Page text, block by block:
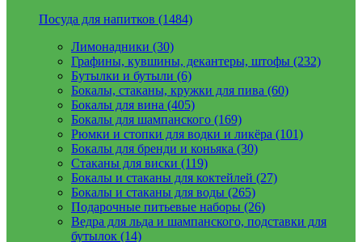
Посуда для напитков (1484)
Лимонадники (30)
Графины, кувшины, декантеры, штофы (232)
Бутылки и бутыли (6)
Бокалы, стаканы, кружки для пива (60)
Бокалы для вина (405)
Бокалы для шампанского (169)
Рюмки и стопки для водки и ликёра (101)
Бокалы для бренди и коньяка (30)
Стаканы для виски (119)
Бокалы и стаканы для коктейлей (27)
Бокалы и стаканы для воды (265)
Подарочные питьевые наборы (26)
Ведра для льда и шампанского, подставки для
бутылок (14)